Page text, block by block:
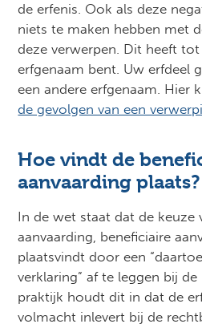
de erfenis. Ook als deze
niets te maken hebben met
deze verwerpen. Dit heeft
erfgenaam bent. Uw erfdeel
een andere erfgenaam. Hier
de gevolgen van een
Hoe vindt de
aanvaarding plaats?
In de wet staat dat de keuze
aanvaarding, beneficiaire
plaatsvindt door een
verklaring” af te leggen bij
praktijk houdt dit in dat de
volmacht inlevert bij de